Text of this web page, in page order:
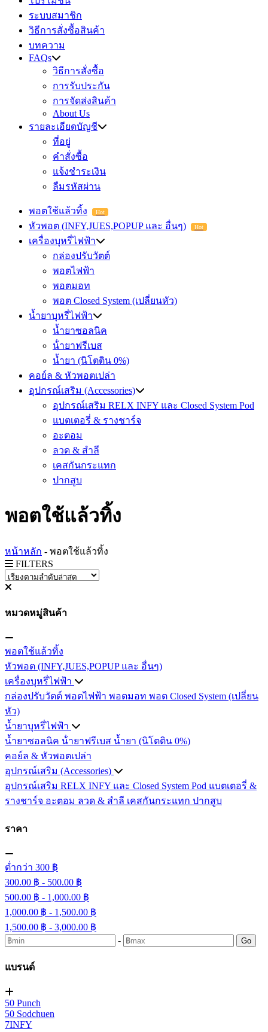
ระบบสมาชิก
วิธีการสั่งซื้อสินค้า
บทความ
FAQs
วิธีการสั่งซื้อ
การรับประกัน
การจัดส่งสินค้า
About Us
รายละเอียดบัญชี
ที่อยู่
คำสั่งซื้อ
แจ้งชำระเงิน
ลืมรหัสผ่าน
พอตใช้แล้วทิ้ง Hot
หัวพอต (INFY,JUES,POPUP และ อื่นๆ) Hot
เครื่องบุหรี่ไฟฟ้า
กล่องปรับวัตต์
พอตไฟฟ้า
พอตมอท
พอต Closed System (เปลี่ยนหัว)
น้ำยาบุหรี่ไฟฟ้า
น้ำยาซอลนิค
น้ํายาฟรีเบส
น้ำยา (นิโตติน 0%)
คอย์ล & หัวพอตเปล่า
อุปกรณ์เสริม (Accessories)
อุปกรณ์เสริม RELX INFY และ Closed System Pod
แบตเตอรี่ & รางชาร์จ
อะตอม
ลวด ​& สำลี
เคสกันกระแทก
ปากสูบ
พอตใช้แล้วทิ้ง
หน้าหลัก - พอตใช้แล้วทิ้ง
FILTERS
หมวดหมู่สินค้า
พอตใช้แล้วทิ้ง
หัวพอต (INFY,JUES,POPUP และ อื่นๆ)
เครื่องบุหรี่ไฟฟ้า
กล่องปรับวัตต์ พอตไฟฟ้า พอตมอท พอต Closed System (เปลี่ยน
หัว)
น้ำยาบุหรี่ไฟฟ้า
น้ำยาซอลนิค น้ํายาฟรีเบส น้ำยา (นิโตติน 0%)
คอย์ล & หัวพอตเปล่า
อุปกรณ์เสริม (Accessories)
อุปกรณ์เสริม RELX INFY และ Closed System Pod แบตเตอรี่ &
รางชาร์จ อะตอม ลวด ​& สำลี เคสกันกระแทก ปากสูบ
ราคา
ต่ำกว่า 300 ฿
300.00 ฿ - 500.00 ฿
500.00 ฿ - 1,000.00 ฿
1,000.00 ฿ - 1,500.00 ฿
1,500.00 ฿ - 3,000.00 ฿
-
Go
แบรนด์
50 Punch
50 Sodchuen
7INFY